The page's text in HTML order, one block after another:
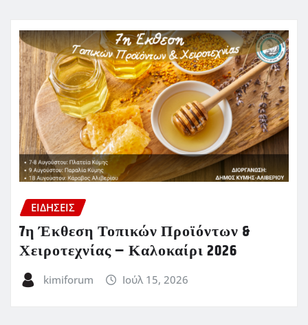
ΕΙΔΗΣΕΙΣ
7η Έκθεση Τοπικών Προϊόντων &
Χειροτεχνίας – Καλοκαίρι 2026
kimiforum Ιούλ 15, 2026